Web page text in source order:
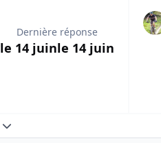
Dernière réponse
le 14 juinle 14 juin
Expand topic overview